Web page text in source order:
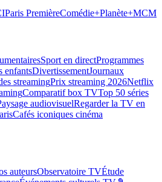
Paris PremièreComédie+Planète+MCM
Sport en directProgrammes
enfantsDivertissementJournaux
streamingPrix streaming 2026Netflix
Comparatif box TVTop 50 séries
audiovisuelRegarder la TV en
Cafés iconiques cinéma
auteursObservatoire TVÉtude